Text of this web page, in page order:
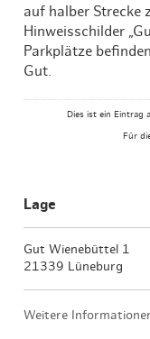
auf halber Strecke
Hinweisschilder
Parkplätze
Gut.
Dies ist ein Eintrag
Für
Lage
Gut Wienebüttel 1
21339 Lüneburg
Weitere